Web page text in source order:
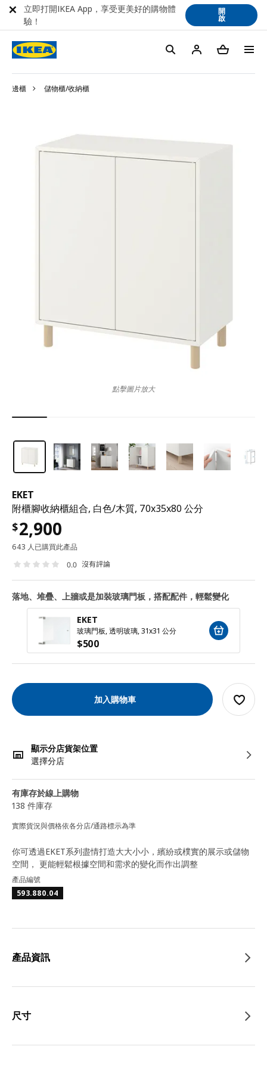
邊櫃 儲物櫃/收納櫃
EKET
附櫃腳收納櫃組合, 白色/木質, 70x35x80 公分
$2,900
643 人已購買此產品
0.0 沒有評論
落地、堆疊、上牆或是加裝玻璃門板，搭配配件，輕鬆變化
EKET
玻璃門板, 透明玻璃, 31x31 公分
$500
加入購物車
顯示分店貨架位置
選擇分店
有庫存於線上購物
138 件庫存
實際貨況與價格依各分店/通路標示為準
點擊圖片放大
你可透過EKET系列盡情打造大大小小，繽紛或樸實的展示或儲物
空間， 更能輕鬆根據空間和需求的變化而作出調整
產品編號
593.880.04
產品資訊
尺寸
立即打開IKEA App，享受更美好的購物體
驗！
開
啟